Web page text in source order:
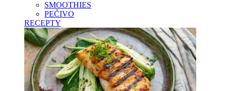
SMOOTHIES
PEČIVO
RECEPTY